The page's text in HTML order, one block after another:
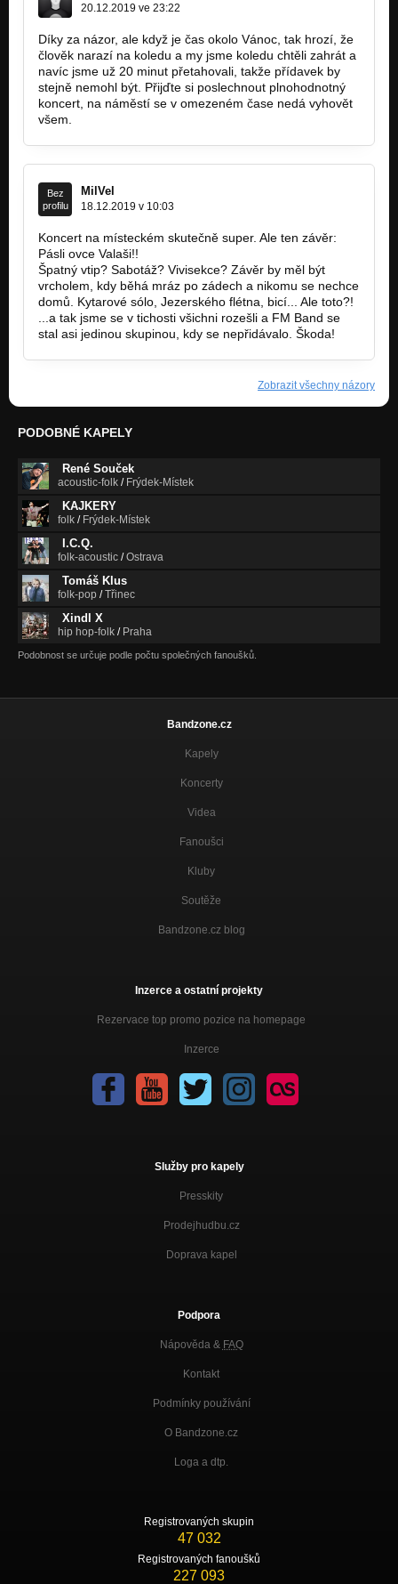
20.12.2019 ve 23:22
Díky za názor, ale když je čas okolo Vánoc, tak hrozí, že
člověk narazí na koledu a my jsme koledu chtěli zahrát a
navíc jsme už 20 minut přetahovali, takže přídavek by
stejně nemohl být. Přijďte si poslechnout plnohodnotný
koncert, na náměstí se v omezeném čase nedá vyhovět
všem.
Bez
profilu
MilVel
18.12.2019 v 10:03
Koncert na místeckém skutečně super. Ale ten závěr:
Pásli ovce Valaši!!
Špatný vtip? Sabotáž? Vivisekce? Závěr by měl být
vrcholem, kdy běhá mráz po zádech a nikomu se nechce
domů. Kytarové sólo, Jezerského flétna, bicí... Ale toto?!
...a tak jsme se v tichosti všichni rozešli a FM Band se
stal asi jedinou skupinou, kdy se nepřidávalo. Škoda!
Zobrazit všechny názory
PODOBNÉ KAPELY
René Souček
acoustic-folk / Frýdek-Místek
KAJKERY
folk / Frýdek-Místek
I.C.Q.
folk-acoustic /Ostrava
Tomáš Klus
folk-pop /Třinec
Xindl X
hip hop-folk / Praha
Podobnost se určuje podle počtu společných fanoušků.
Bandzone.cz
Kapely
Koncerty
Videa
Fanoušci
Kluby
Soutěže
Bandzone.cz blog
Inzerce a ostatní projekty
Rezervace top promo pozice na homepage
Inzerce
Služby pro kapely
Presskity
Prodejhudbu.cz
Doprava kapel
Podpora
Nápověda & FAQ
Kontakt
Podmínky používání
O Bandzone.cz
Loga a dtp.
Registrovaných skupin
47 032
Registrovaných fanoušků
227 093